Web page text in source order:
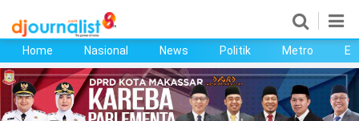
Home
Nasional
Home Nasional News Politik Metro